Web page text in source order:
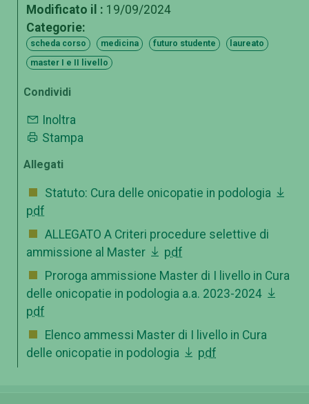
Modificato il : 19/09/2024
Categorie:
scheda corso medicina futuro studente
laureato
master I e II livello
Condividi
Inoltra
Stampa
Allegati
Statuto: Cura delle onicopatie in podologia
pdf
ALLEGATO A Criteri procedure selettive di
ammissione al Master
pdf
Proroga ammissione Master di I livello in Cura
delle onicopatie in podologia a.a. 2023-2024
pdf
Elenco ammessi Master di I livello in Cura
delle onicopatie in podologia
pdf